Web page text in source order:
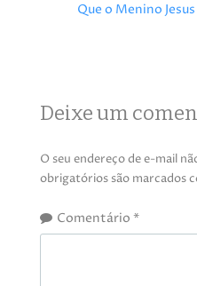
Que o Menino
Deixe um
O seu endereço de e-mail
obrigatórios são marcados
Comentário *